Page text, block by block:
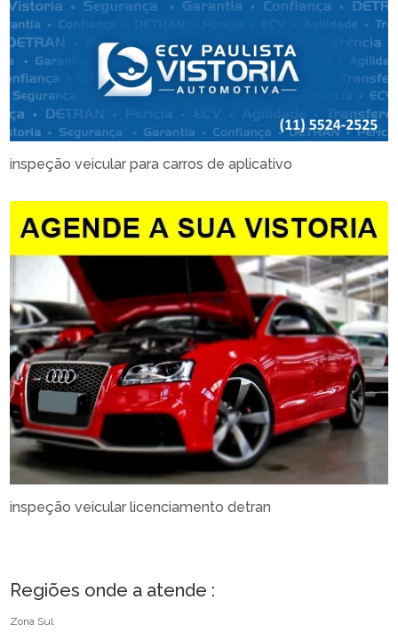
inspeção veicular para carros de aplicativo
inspeção veicular licenciamento detran
Regiões onde a atende :
Zona Sul